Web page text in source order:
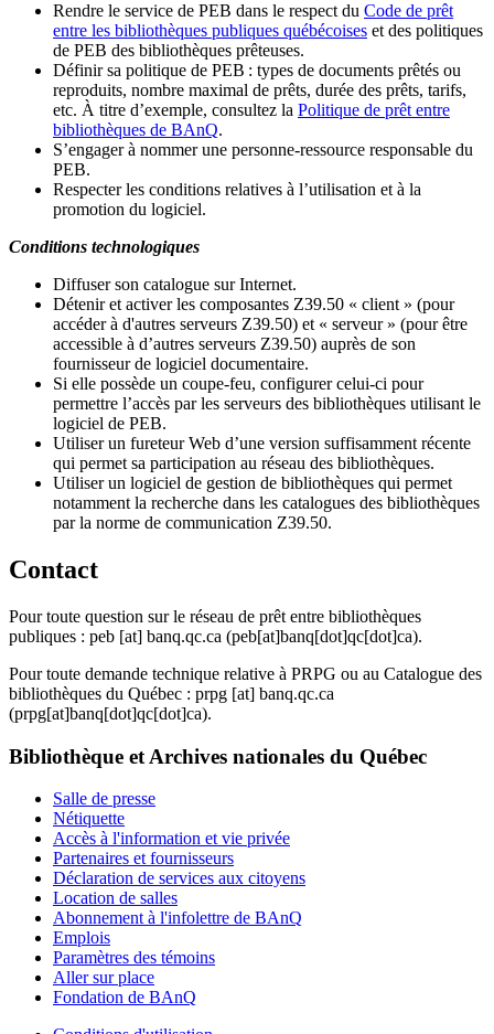
Rendre le service de PEB dans le respect du Code de prêt
entre les bibliothèques publiques québécoises et des politiques
de PEB des bibliothèques prêteuses.
Définir sa politique de PEB : types de documents prêtés ou
reproduits, nombre maximal de prêts, durée des prêts, tarifs,
etc. À titre d’exemple, consultez la Politique de prêt entre
bibliothèques de BAnQ.
S’engager à nommer une personne-ressource responsable du
PEB.
Respecter les conditions relatives à l’utilisation et à la
promotion du logiciel.
Conditions technologiques
Diffuser son catalogue sur Internet.
Détenir et activer les composantes Z39.50 « client » (pour
accéder à d'autres serveurs Z39.50) et « serveur » (pour être
accessible à d’autres serveurs Z39.50) auprès de son
fournisseur de logiciel documentaire.
Si elle possède un coupe-feu, configurer celui-ci pour
permettre l’accès par les serveurs des bibliothèques utilisant le
logiciel de PEB.
Utiliser un fureteur Web d’une version suffisamment récente
qui permet sa participation au réseau des bibliothèques.
Utiliser un logiciel de gestion de bibliothèques qui permet
notamment la recherche dans les catalogues des bibliothèques
par la norme de communication Z39.50.
Contact
Pour toute question sur le réseau de prêt entre bibliothèques
publiques : peb [at] banq.qc.ca (peb[at]banq[dot]qc[dot]ca).
Pour toute demande technique relative à PRPG ou au Catalogue des
bibliothèques du Québec : prpg [at] banq.qc.ca
(prpg[at]banq[dot]qc[dot]ca).
Bibliothèque et Archives nationales du Québec
Salle de presse
Nétiquette
Accès à l'information et vie privée
Partenaires et fournisseurs
Déclaration de services aux citoyens
Location de salles
Abonnement à l'infolettre de BAnQ
Emplois
Paramètres des témoins
Aller sur place
Fondation de BAnQ